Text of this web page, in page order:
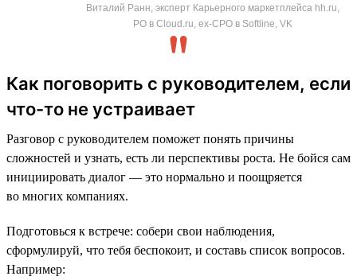
Виталий Ранн, эксперт Карьерного маркетплейса hh.ru,
PO в Cloud.ru, ex-CPO в Softline, VK
Как поговорить с руководителем, если
что-то не устраивает
Разговор с руководителем поможет понять причины
сложностей и узнать, есть ли перспективы роста. Не бойся сам
инициировать диалог — это нормально и поощряется
во многих компаниях.
Подготовься к встрече: собери свои наблюдения,
сформулируй, что тебя беспокоит, и составь список вопросов.
Например: